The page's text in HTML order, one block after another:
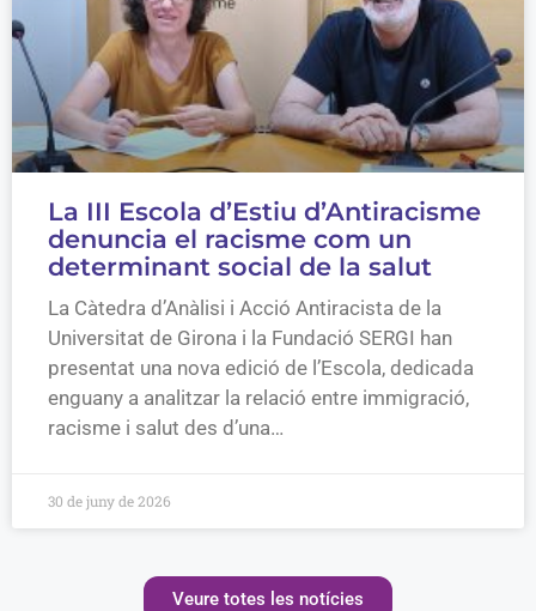
La III Escola d’Estiu d’Antiracisme
denuncia el racisme com un
determinant social de la salut
La Càtedra d’Anàlisi i Acció Antiracista de la
Universitat de Girona i la Fundació SERGI han
presentat una nova edició de l’Escola, dedicada
enguany a analitzar la relació entre immigració,
racisme i salut des d’una…
30 de juny de 2026
Veure totes les notícies